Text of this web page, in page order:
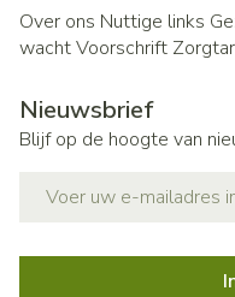
Over ons Nuttige links
wachtVoorschrift
Nieuwsbrief
Blijf op de hoogte van